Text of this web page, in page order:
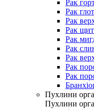
Рак
Рак
Рак
Рак
Рак
Рак
Рак
Рак
Рак
Пухлини
Пухлини